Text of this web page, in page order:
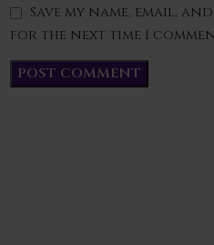
Save my name, email,
for the next time I